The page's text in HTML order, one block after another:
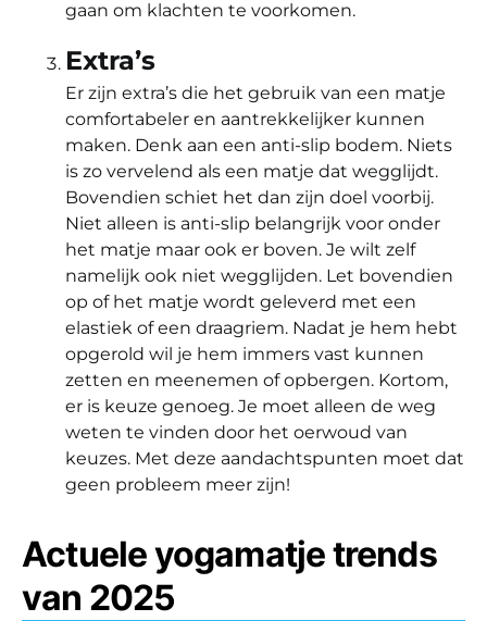
gaan om klachten te voorkomen.
Extra’s
Er zijn extra’s die het gebruik van een matje
comfortabeler en aantrekkelijker kunnen
maken. Denk aan een anti-slip bodem. Niets
is zo vervelend als een matje dat wegglijdt.
Bovendien schiet het dan zijn doel voorbij.
Niet alleen is anti-slip belangrijk voor onder
het matje maar ook er boven. Je wilt zelf
namelijk ook niet wegglijden. Let bovendien
op of het matje wordt geleverd met een
elastiek of een draagriem. Nadat je hem hebt
opgerold wil je hem immers vast kunnen
zetten en meenemen of opbergen. Kortom,
er is keuze genoeg. Je moet alleen de weg
weten te vinden door het oerwoud van
keuzes. Met deze aandachtspunten moet dat
geen probleem meer zijn!
Actuele yogamatje trends
van 2025